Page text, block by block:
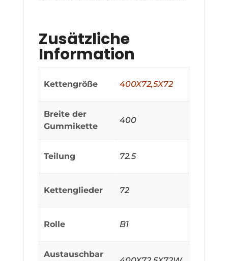
Zusätzliche
Information
Kettengröße 400X72,5X72
Breite der
Gummikette
400
Teilung 72.5
Kettenglieder 72
Rolle B1
Austauschbar